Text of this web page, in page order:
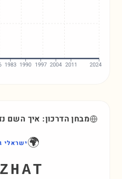
1983 1990 1997 2004 2011 2024
מבחן הדרכון: איך השם
🌍ישראלי